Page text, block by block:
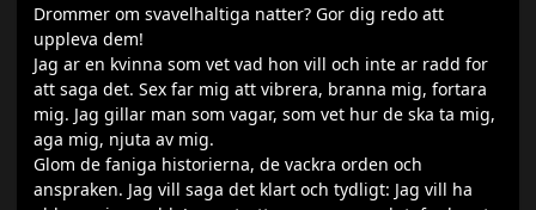
Drommer om svavelhaltiga natter? Gor dig redo att
uppleva dem!
Jag ar en kvinna som vet vad hon vill och inte ar radd for
att saga det. Sex far mig att vibrera, branna mig, fortara
mig. Jag gillar man som vagar, som vet hur de ska ta mig,
aga mig, njuta av mig.
Glom de faniga historierna, de vackra orden och
anspraken. Jag vill saga det klart och tydligt: Jag vill ha